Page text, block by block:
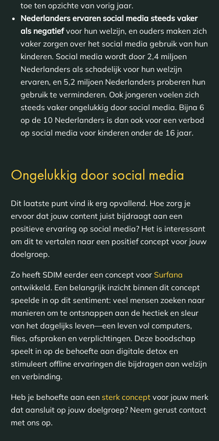
toe ten opzichte van vorig jaar.
Nederlanders ervaren social media steeds vaker
als negatiefvoor hun welzijn, en ouders maken zich
vaker zorgen over het social media gebruik van hun
kinderen. Social media wordt door 2,4 miljoen
Nederlanders als schadelijk voor hun welzijn
ervaren, en 5,2 miljoen Nederlanders proberen hun
gebruik te verminderen. Ook jongeren voelen zich
steeds vaker ongelukkig door social media. Bijna 6
op de 10 Nederlanders is dan ook voor een verbod
op social media voor kinderen onder de 16 jaar.
Ongelukkig door social media
Dit laatste punt vind ik erg opvallend. Hoe zorg je
ervoor dat jouw content juist bijdraagt aan een
positieve ervaring op social media? Het is interessant
om dit te vertalen naar een positief concept voor jouw
doelgroep.
Zo heeft SDIM eerder een concept voor Surfana
ontwikkeld. Een belangrijk inzicht binnen dit concept
speelde in op dit sentiment: veel mensen zoeken naar
manieren om te ontsnappen aan de hectiek en sleur
van het dagelijks leven—een leven vol computers,
files, afspraken en verplichtingen. Deze boodschap
speelt in op de behoefte aan digitale detox en
stimuleert offline ervaringen die bijdragen aan welzijn
en verbinding.
Heb je behoefte aan een sterk conceptvoor jouw merk
dat aansluit op jouw doelgroep? Neem gerust contact
met ons op.